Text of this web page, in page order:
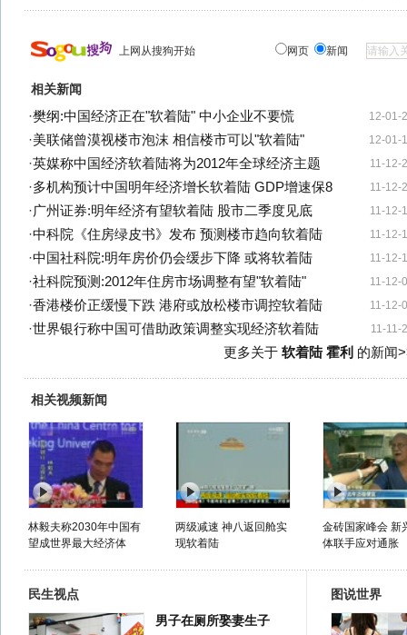
上网从搜狗开始 网页 新闻
相关新闻
12-01-
·樊纲:中国经济正在"软着陆" 中小企业不要慌
12-01-
·美联储曾漠视楼市泡沫 相信楼市可以"软着陆"
11-12-
·英媒称中国经济软着陆将为2012年全球经济主题
11-12-
·多机构预计中国明年经济增长软着陆 GDP增速保8
11-12-
·广州证券:明年经济有望软着陆 股市二季度见底
11-12-
·中科院《住房绿皮书》发布 预测楼市趋向软着陆
11-12-
·中国社科院:明年房价仍会缓步下降 或将软着陆
11-12-
·社科院预测:2012年住房市场调整有望"软着陆"
11-12-
·香港楼价正缓慢下跌 港府或放松楼市调控软着陆
11-11-
·世界银行称中国可借助政策调整实现经济软着陆
更多关于 软着陆 霍利 的新闻
相关视频新闻
林毅夫称2030年中国有
望成世界最大经济体
两级减速 神八返回舱实
现软着陆
金砖国家峰会 新
体联手应对通胀
民生视点
男子在厕所娶妻生子
图说世界